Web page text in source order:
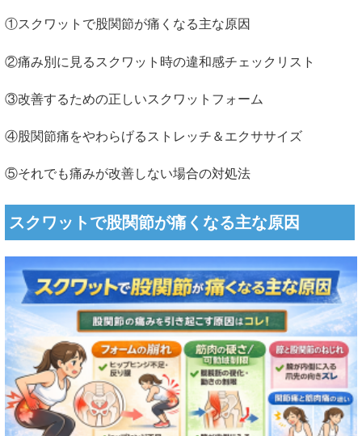
①スクワットで股関節が痛くなる主な原因
②痛み別に見るスクワット時の違和感チェックリスト
③改善するための正しいスクワットフォーム
④股関節痛をやわらげるストレッチ＆エクササイズ
⑤それでも痛みが改善しない場合の対処法
スクワットで股関節が痛くなる主な原因